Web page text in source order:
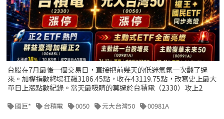
台股在7月最後一個交易日，直接把前幾天的低迷氣氛一次翻了過
來。加權指數終場狂飆3186.45點，收在43119.75點，改寫史上最大
單日上漲點數紀錄。當天最吸睛的莫過於台積電（2330）攻上2
國巨* 台積電 0050 元大台灣50 00981A